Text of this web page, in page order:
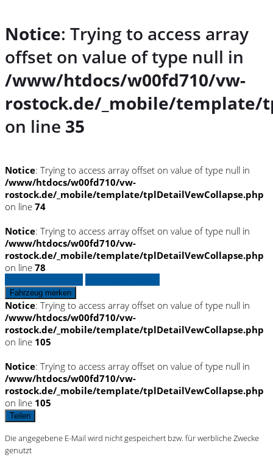
Notice: Trying to access array
offset on value of type null in
/www/htdocs/w00fd710/vw-
rostock.de/_mobile/template/
on line 35
Notice: Trying to access array offset on value of type null in
/www/htdocs/w00fd710/vw-
rostock.de/_mobile/template/tplDetailVewCollapse.php
on line 74
Notice: Trying to access array offset on value of type null in
/www/htdocs/w00fd710/vw-
rostock.de/_mobile/template/tplDetailVewCollapse.php
on line 78
Fahrzeug merken
Notice: Trying to access array offset on value of type null in
/www/htdocs/w00fd710/vw-
rostock.de/_mobile/template/tplDetailVewCollapse.php
on line 105
Notice: Trying to access array offset on value of type null in
/www/htdocs/w00fd710/vw-
rostock.de/_mobile/template/tplDetailVewCollapse.php
on line 105
Teilen
Die angegebene E-Mail wird nicht gespeichert bzw. für werbliche Zwecke
genutzt